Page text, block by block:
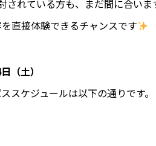
されている方も、まだ間に合いま
直接体験できるチャンスです
（土）
スケジュールは以下の通りです。